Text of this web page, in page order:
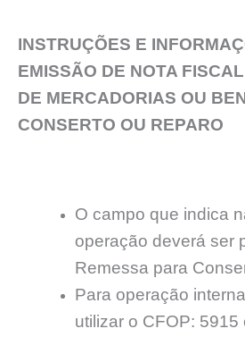
INSTRUÇÕES E
EMISSÃO DE NOTA
DE MERCADORIAS OU
CONSERTO OU REPARO
O campo que indica
operação deverá ser
Remessa para
Para operação
utilizar o CFOP: